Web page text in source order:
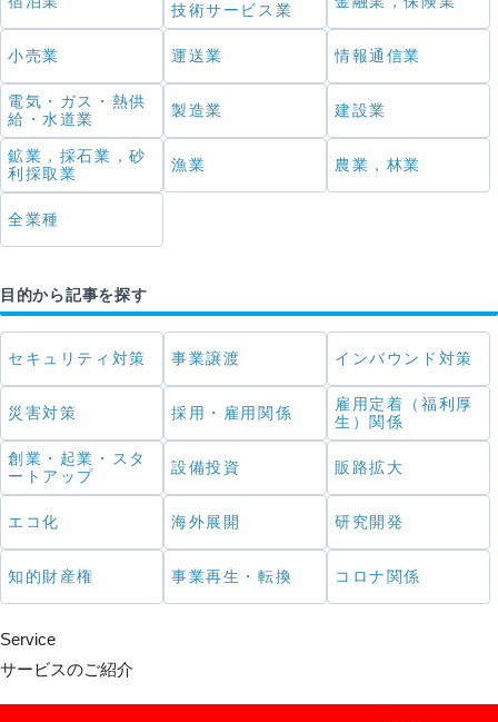
技術サービス業
小売業 運送業 情報通信業
電気・ガス・熱供
給・水道業
製造業 建設業
鉱業，採石業，砂
利採取業
漁業 農業，林業
全業種
目的から記事を探す
セキュリティ対策 事業譲渡 インバウンド対策
災害対策 採用・雇用関係
雇用定着（福利厚
生）関係
創業・起業・スタ
ートアップ
設備投資 販路拡大
エコ化 海外展開 研究開発
知的財産権 事業再生・転換 コロナ関係
Service
サービスのご紹介